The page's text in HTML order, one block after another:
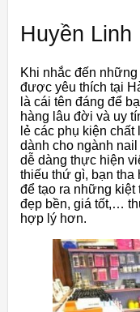
Huyền Linh
Khi nhắc đến
được yêu thích tại
là cái tên đáng để
hàng lâu đời và uy
lẻ các phụ kiện
dành cho ngành
dễ dàng thực hiện
thiếu thứ gì, bạn tha
để tạo ra những kiệt
đẹp bền, giá tốt,…
hợp lý hơn.